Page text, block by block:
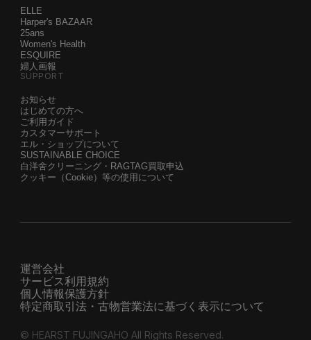
ELLE
Harper's BAZAAR
25ans
Women's Health
ESQUIRE
婦人画報
SUPPORT
お知らせ
はじめての方へ
ご利用ガイド
カスタマーサポート
エル・ショップについて
SUSTAINABLE CHOICE
白洋舍クリーニング・RAGTAG買取申込
クッキー（Cookie）等の使用について
運営会社
サービス利用規約
個人情報保護方針
特定商取引法・古物営業法に基づく表示について
© HEARST FUJINGAHO All Rights Reserved.